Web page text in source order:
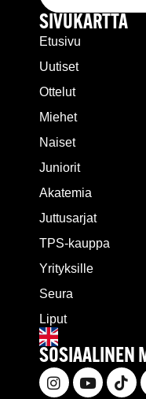
SIVUKARTTA
Etusivu
Uutiset
Ottelut
Miehet
Naiset
Juniorit
Akatemia
Juttusarjat
TPS-kauppa
Yrityksille
Seura
Liput
SOSIAALINEN